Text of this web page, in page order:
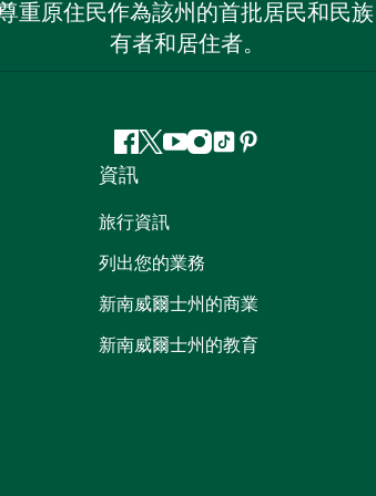
重原住民作為該州的首批居民和民
有者和居住者。
Facebook
嘰
喳
喳
Youtube
Instagram
抖 Pinterest
資訊
旅行資訊
列出您的業務
新南威爾士州的商業
新南威爾士州的教育